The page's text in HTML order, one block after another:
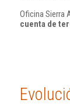
Oficina Sierra
cuenta de